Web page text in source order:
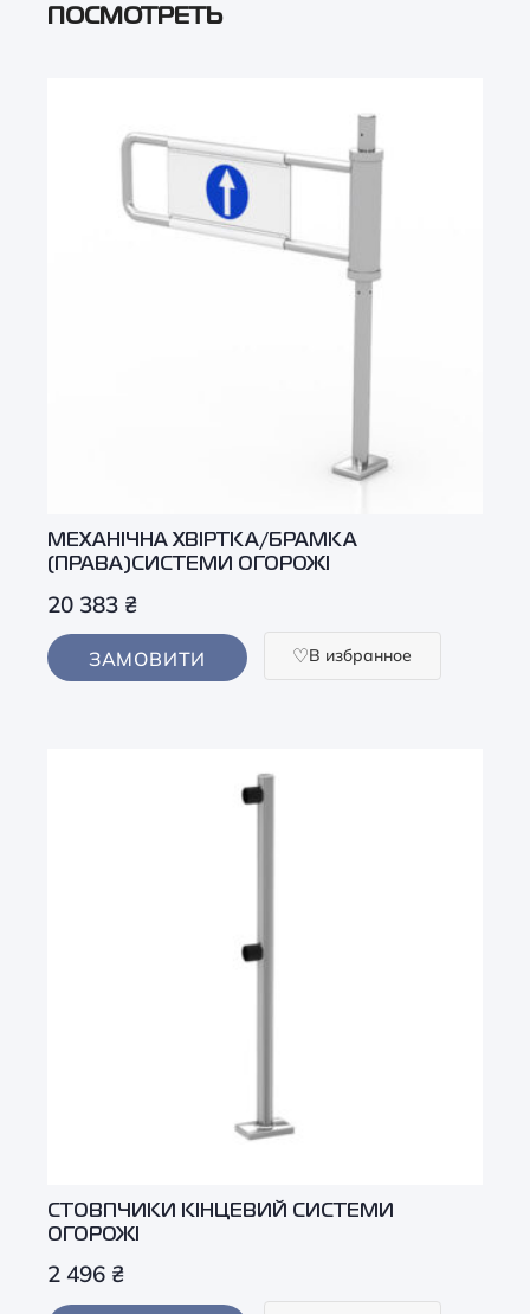
ПОСМОТРЕТЬ
МЕХАНІЧНА ХВІРТКА/БРАМКА
(ПРАВА)СИСТЕМИ ОГОРОЖІ
20 383 ₴
ЗАМОВИТИ В избранное
СТОВПЧИКИ КІНЦЕВИЙ СИСТЕМИ
ОГОРОЖІ
2 496 ₴